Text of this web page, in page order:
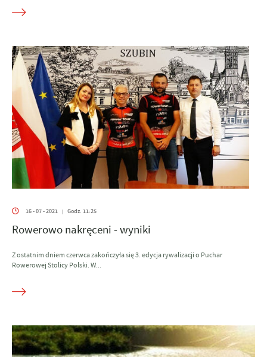
16 - 07 - 2021 | Godz. 11:25
Rowerowo nakręceni - wyniki
Z ostatnim dniem czerwca zakończyła się 3. edycja rywalizacji o Puchar
Rowerowej Stolicy Polski. W...